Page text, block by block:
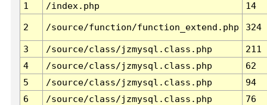
1
/index.php 14
2 /source/function/function_extend.php 324
3 /source/class/jzmysql.class.php
211
4
/source/class/jzmysql.class.php
62
5
/source/class/jzmysql.class.php
94
6
/source/class/jzmysql.class.php 76